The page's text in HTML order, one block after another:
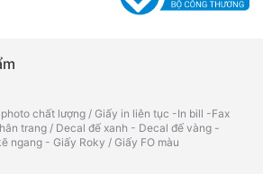
chất lượng / Giấy in liên tục -In bill -Fax
trang / Decal đế xanh - Decal đế vàng -
ngang - Giấy Roky / Giấy FO màu